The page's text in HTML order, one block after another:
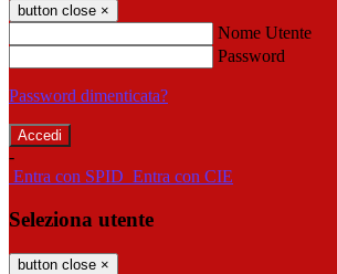
button close ×
Nome Utente
Password
Password dimenticata?
-
Entra con SPID Entra con CIE
Seleziona utente
button close ×